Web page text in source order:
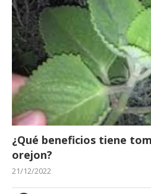
¿Qué beneficios tiene
orejon?
21/12/2022